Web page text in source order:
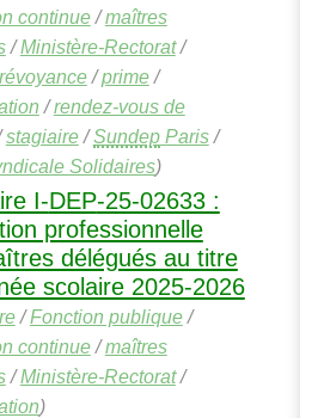
continue/maîtres
/Ministère-Rectorat/
/prime/
/rendez-vous de
stagiaire/SundepParis/
Solidaires)
I-DEP-25-02633 :
professionnelle
délégués au titre
scolaire 2025-2026
/Fonction publique/
continue/maîtres
/Ministère-Rectorat/
)